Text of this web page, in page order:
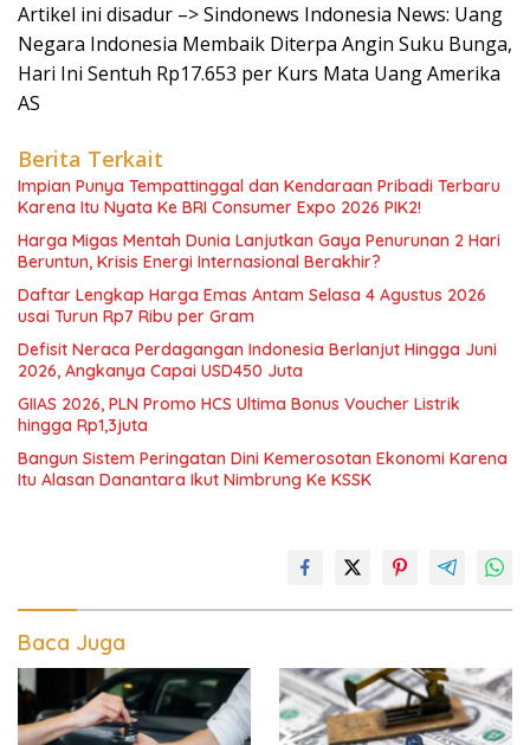
Artikel ini disadur –> Sindonews Indonesia News: Uang
Negara Indonesia Membaik Diterpa Angin Suku Bunga,
Hari Ini Sentuh Rp17.653 per Kurs Mata Uang Amerika
AS
Berita Terkait
Impian Punya Tempattinggal dan Kendaraan Pribadi Terbaru
Karena Itu Nyata Ke BRI Consumer Expo 2026 PIK2!
Harga Migas Mentah Dunia Lanjutkan Gaya Penurunan 2 Hari
Beruntun, Krisis Energi Internasional Berakhir?
Daftar Lengkap Harga Emas Antam Selasa 4 Agustus 2026
usai Turun Rp7 Ribu per Gram
Defisit Neraca Perdagangan Indonesia Berlanjut Hingga Juni
2026, Angkanya Capai USD450 Juta
GIIAS 2026, PLN Promo HCS Ultima Bonus Voucher Listrik
hingga Rp1,3juta
Bangun Sistem Peringatan Dini Kemerosotan Ekonomi Karena
Itu Alasan Danantara Ikut Nimbrung Ke KSSK
Baca Juga